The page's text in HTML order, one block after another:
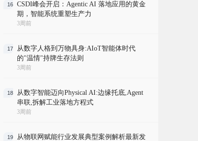
16
CSDI峰会开启：Agentic AI 落地应用的黄金
期，智能系统重塑生产力
3周前
17
从数字人格到万物具身:AIoT智能体时代
的"温情"持牌生存法则
3周前
18
从数字智能迈向Physical AI:边缘托底,Agent
串联,拆解工业落地方程式
3周前
19
从物联网赋能行业发展典型案例解析最新发